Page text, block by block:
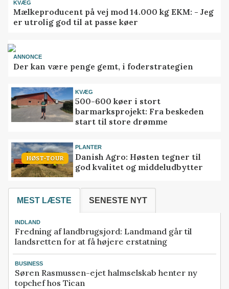
KVÆG
Mælkeproducent på vej mod 14.000 kg EKM: - Jeg
er utrolig god til at passe køer
ANNONCE
Der kan være penge gemt, i foderstrategien
KVÆG
500-600 køer i stort
barmarksprojekt: Fra beskeden
start til store drømme
HØST-TOUR
PLANTER
Danish Agro: Høsten tegner til
god kvalitet og middeludbytter
MEST LÆSTE SENESTE NYT
INDLAND
Fredning af landbrugsjord: Landmand går til
landsretten for at få højere erstatning
BUSINESS
Søren Rasmussen-ejet halmselskab henter ny
topchef hos Tican